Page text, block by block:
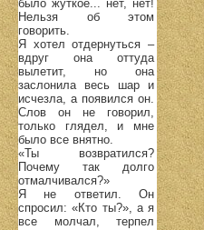
было жуткое... нет, нет!
Нельзя об этом
говорить.
Я хотел отдернуться –
вдруг она оттуда
вылетит, но она
заслонила весь шар и
исчезла, а появился он.
Слов он не говорил,
только глядел, и мне
было все внятно.
«Ты возвратился?
Почему так долго
отмалчивался?»
Я не ответил. Он
спросил: «Кто ты?», а я
все молчал, терпел